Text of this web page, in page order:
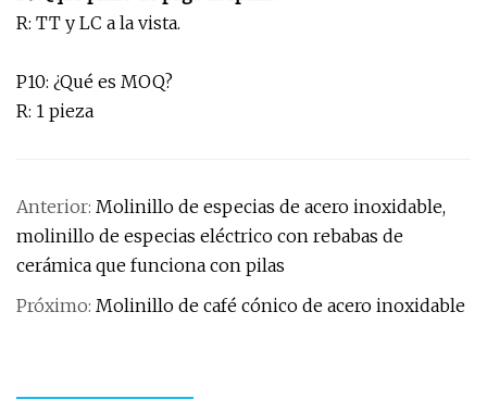
R: TT y LC a la vista.
P10: ¿Qué es MOQ?
R: 1 pieza
Anterior: Molinillo de especias de acero inoxidable,
molinillo de especias eléctrico con rebabas de
cerámica que funciona con pilas
Próximo: Molinillo de café cónico de acero inoxidable